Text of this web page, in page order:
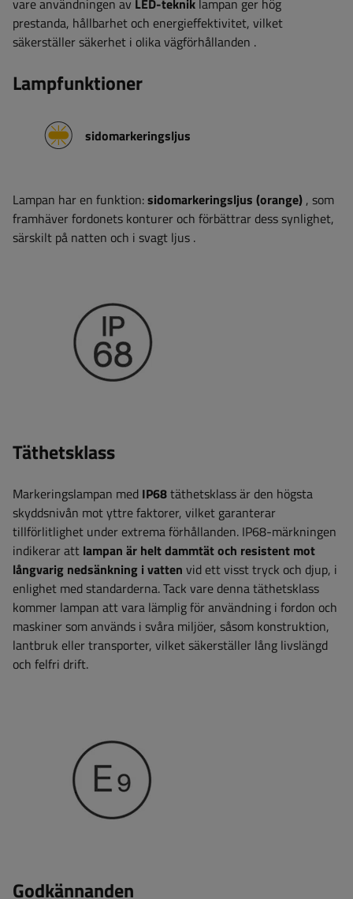
vare användningen av LED-teknik lampan ger hög
prestanda, hållbarhet och energieffektivitet, vilket
säkerställer säkerhet i olika vägförhållanden .
Lampfunktioner
sidomarkeringsljus
Lampan har en funktion:sidomarkeringsljus (orange) , som
framhäver fordonets konturer och förbättrar dess synlighet,
särskilt på natten och i svagt ljus .
Täthetsklass
Markeringslampan med IP68täthetsklass är den högsta
skyddsnivån mot yttre faktorer, vilket garanterar
tillförlitlighet under extrema förhållanden. IP68-märkningen
indikerar att lampan är helt dammtät och resistent mot
långvarig nedsänkning i vatten vid ett visst tryck och djup, i
enlighet med standarderna. Tack vare denna täthetsklass
kommer lampan att vara lämplig för användning i fordon och
maskiner som används i svåra miljöer, såsom konstruktion,
lantbruk eller transporter, vilket säkerställer lång livslängd
och felfri drift.
Godkännanden